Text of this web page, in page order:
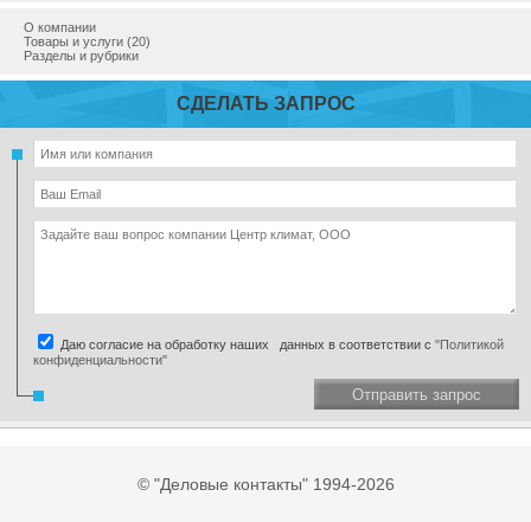
О компании
Товары и услуги (20)
Разделы и рубрики
СДЕЛАТЬ ЗАПРОС
Даю согласие на обработку наших данных в соответствии с "Политикой
конфиденциальности"
Отправить запрос
© "Деловые контакты" 1994-2026